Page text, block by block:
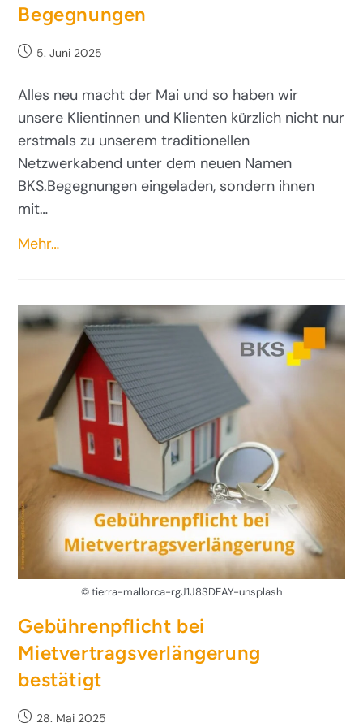
Begegnungen
5. Juni 2025
Alles neu macht der Mai und so haben wir
unsere Klientinnen und Klienten kürzlich nicht nur
erstmals zu unserem traditionellen
Netzwerkabend unter dem neuen Namen
BKS.Begegnungen eingeladen, sondern ihnen
mit…
Mehr…
© tierra-mallorca-rgJ1J8SDEAY-unsplash
Gebührenpflicht bei
Mietvertragsverlängerung
bestätigt
28. Mai 2025